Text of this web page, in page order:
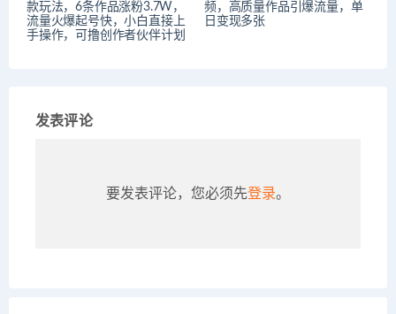
款玩法，6条作品涨粉3.7W，
流量火爆起号快，小白直接上
手操作，可撸创作者伙伴计划
频，高质量作品引爆流量，单
日变现多张
发表评论
要发表评论，您必须先登录。